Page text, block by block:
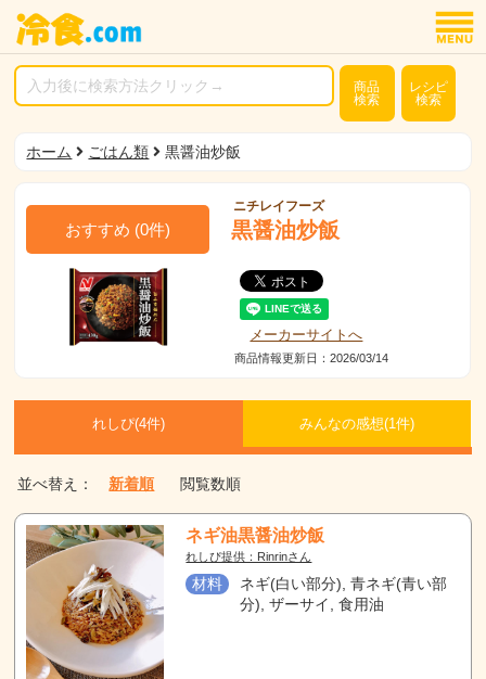
商品
検索
レシピ
検索
ホーム ごはん類 黒醤油炒飯
おすすめ (0件)
ニチレイフーズ
黒醤油炒飯
メーカーサイトへ
商品情報更新日：2026/03/14
れしぴ(4件) みんなの感想(1件)
並べ替え： 新着順 閲覧数順
ネギ油黒醤油炒飯
れしぴ提供：Rinrinさん
材料
ネギ(白い部分), 青ネギ(青い部
分), ザーサイ, 食用油